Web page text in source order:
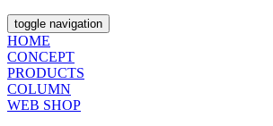
toggle navigation
HOME
CONCEPT
PRODUCTS
COLUMN
WEB SHOP